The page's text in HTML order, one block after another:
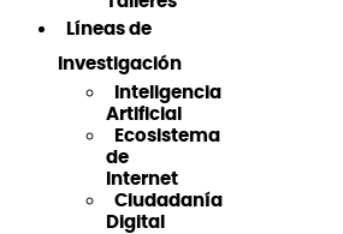
Líneas de
Investigación
Inteligencia
Artificial
Ecosistema
de
Internet
Ciudadanía
Digital